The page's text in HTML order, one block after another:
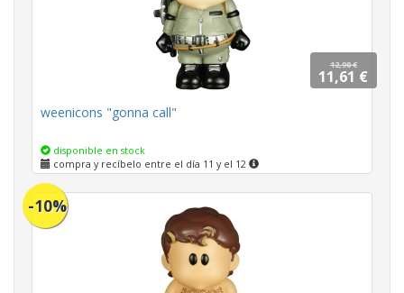
12,90 €
11,61 €
weenicons "gonna call"
disponible en stock
compra y recíbelo entre el día 11 y el 12
-10%